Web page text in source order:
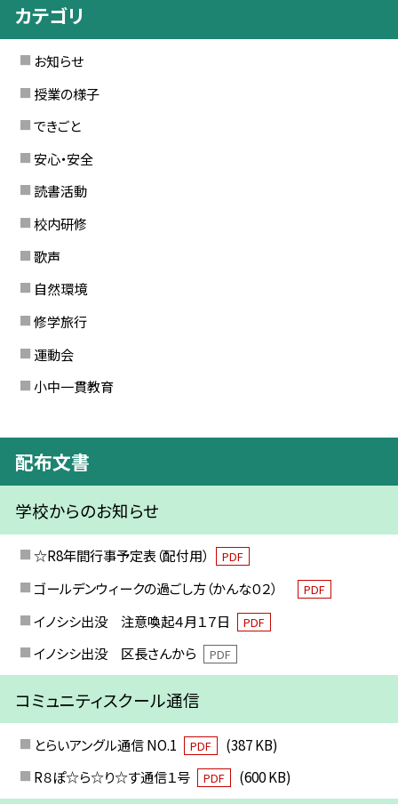
カテゴリ
お知らせ
授業の様子
できごと
安心・安全
読書活動
校内研修
歌声
自然環境
修学旅行
運動会
小中一貫教育
配布文書
学校からのお知らせ
☆R8年間行事予定表（配付用） PDF
ゴールデンウィークの過ごし方（かんな０２） PDF
イノシシ出没 注意喚起４月１７日 PDF
イノシシ出没 区長さんから PDF
コミュニティスクール通信
とらいアングル通信 NO.1 PDF
(387 KB)
R８ぽ☆ら☆り☆す通信１号
PDF (600 KB)